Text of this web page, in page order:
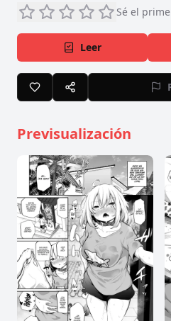
Sé el
Leer
Previsualización